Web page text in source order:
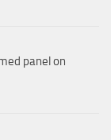
panel on